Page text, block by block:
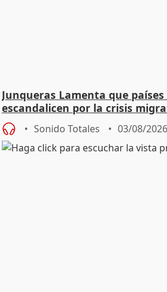
Junqueras Lamenta que
escandalicen por la crisis
Sonido Totales 03/08/2026